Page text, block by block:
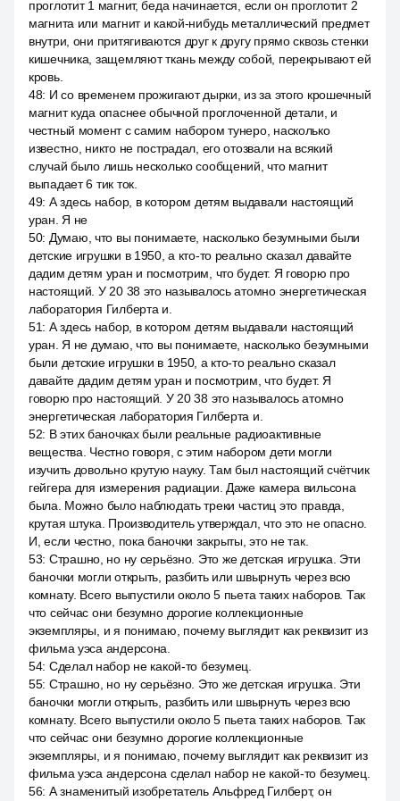
проглотит 1 магнит, беда начинается, если он проглотит 2
магнита или магнит и какой-нибудь металлический предмет
внутри, они притягиваются друг к другу прямо сквозь стенки
кишечника, защемляют ткань между собой, перекрывают ей
кровь.
48: И со временем прожигают дырки, из за этого крошечный
магнит куда опаснее обычной проглоченной детали, и
честный момент с самим набором тунеро, насколько
известно, никто не пострадал, его отозвали на всякий
случай было лишь несколько сообщений, что магнит
выпадает 6 тик ток.
49: А здесь набор, в котором детям выдавали настоящий
уран. Я не
50: Думаю, что вы понимаете, насколько безумными были
детские игрушки в 1950, а кто-то реально сказал давайте
дадим детям уран и посмотрим, что будет. Я говорю про
настоящий. У 20 38 это называлось атомно энергетическая
лаборатория Гилберта и.
51: А здесь набор, в котором детям выдавали настоящий
уран. Я не думаю, что вы понимаете, насколько безумными
были детские игрушки в 1950, а кто-то реально сказал
давайте дадим детям уран и посмотрим, что будет. Я
говорю про настоящий. У 20 38 это называлось атомно
энергетическая лаборатория Гилберта и.
52: В этих баночках были реальные радиоактивные
вещества. Честно говоря, с этим набором дети могли
изучить довольно крутую науку. Там был настоящий счётчик
гейгера для измерения радиации. Даже камера вильсона
была. Можно было наблюдать треки частиц это правда,
крутая штука. Производитель утверждал, что это не опасно.
И, если честно, пока баночки закрыты, это не так.
53: Страшно, но ну серьёзно. Это же детская игрушка. Эти
баночки могли открыть, разбить или швырнуть через всю
комнату. Всего выпустили около 5 пьета таких наборов. Так
что сейчас они безумно дорогие коллекционные
экземпляры, и я понимаю, почему выглядит как реквизит из
фильма уэса андерсона.
54: Сделал набор не какой-то безумец.
55: Страшно, но ну серьёзно. Это же детская игрушка. Эти
баночки могли открыть, разбить или швырнуть через всю
комнату. Всего выпустили около 5 пьета таких наборов. Так
что сейчас они безумно дорогие коллекционные
экземпляры, и я понимаю, почему выглядит как реквизит из
фильма уэса андерсона сделал набор не какой-то безумец.
56: А знаменитый изобретатель Альфред Гилберт, он